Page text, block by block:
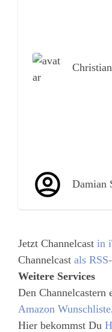
Damian
Jetzt Channelcast in
Channelcast als
Weitere Services
Den Channelcastern
Amazon Wunschliste
Hier bekommst Du